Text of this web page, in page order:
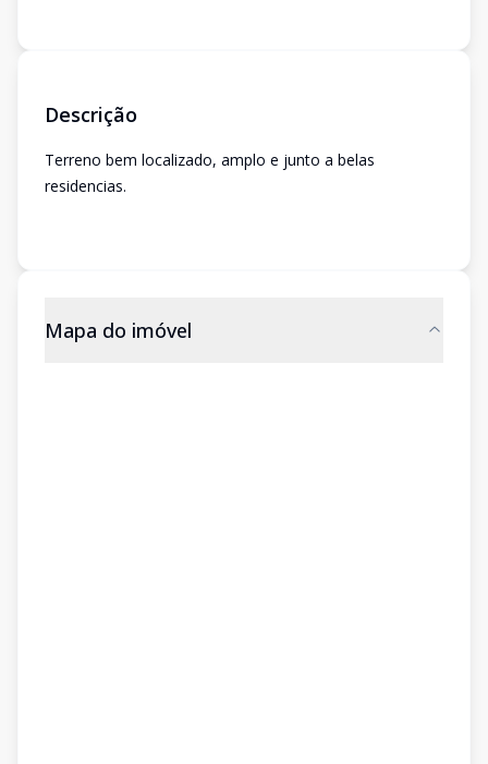
Descrição
Terreno bem localizado, amplo e junto a belas
residencias.
Mapa do imóvel